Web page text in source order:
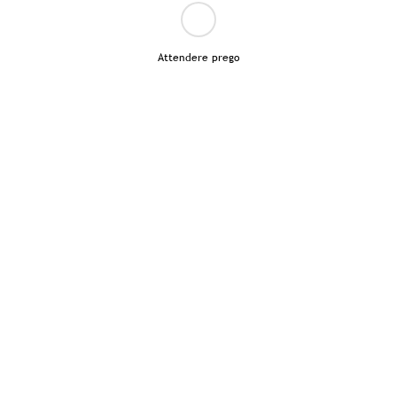
Attendere prego